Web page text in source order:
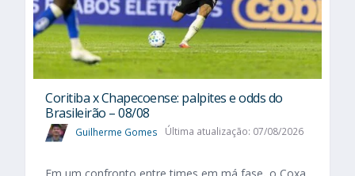
Coritiba x Chapecoense: palpites e odds do
Brasileirão – 08/08
Guilherme Gomes Última atualização: 07/08/2026
Em um confronto entre times em má fase, o Coxa